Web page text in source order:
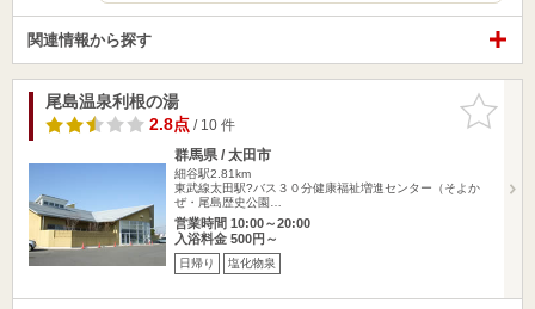
関連情報から探す
お気に入
りに追加
尾島温泉利根の湯
2.8点/ 10 件
群馬県 / 太田市
細谷駅2.81km
東武線太田駅?バス３０分健康福祉増進センター（そよか
ぜ・尾島歴史公園…
営業時間 10:00～20:00
入浴料金 500円～
日帰り 塩化物泉